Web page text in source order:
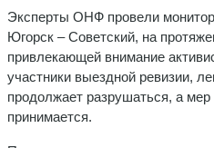
Эксперты ОНФ провели
Югорск – Советский, на
привлекающей внимание
участники выездной ревизии,
продолжает разрушаться, а
принимается.